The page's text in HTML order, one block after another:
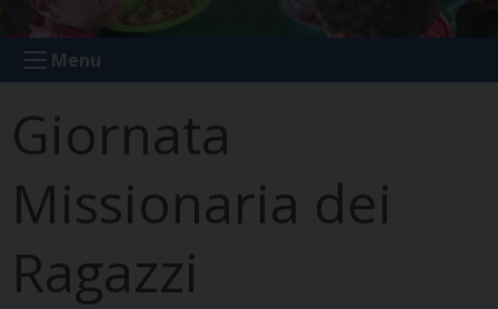
Menu
Giornata
Missionaria dei
Ragazzi